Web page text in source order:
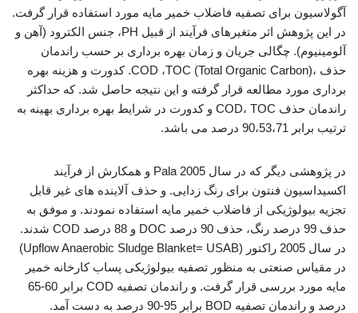
آگولاسیون برای تصفیه فاضلاب خمیر مایه مورد استفاده قرار گرفت.
در این پژوهش اثر متغیرهای فرآیند از قبیل PH، جنس الکترود (آهن و
آلومینیوم). چگالی جریان و زمان بهره برداری بر حسب راندمان
حذف ،(Total Organic Carbon) COD ،TOC. کدورت و هزینه بهره
برداری مورد مطالعه قرار گرفته و این نتیجه حاصل شد. که حداکثر
راندمان حذف COD، TOC و کدورت در شرایط بهره برداری بهینه به
ترتیب برابر 90،53،71 درصد می باشد.
در پژوهشی دیگر که در سال 2005 Pala و همکارش از فرآیند
اکسیداسیون فنتون برای رنگ زدایی. و حذف آلاینده های غیر قابل
تجزیه بیولوژیکی از فاضلاب خمیر مایه استفاده نمودند. و موفق به
حذف 99 درصد رنگ، حذف 90 درصد DOC و 88 درصد COD شدند.
در سال 2005 راکتور (Upflow Anaerobic Sludge Blanket= USAB)
در مقیاس صنعتی به منظور تصفیه بیولوژیکی پساب کارخانه خمیر
مایه مورد بررسی قرار گرفت. و راندمان تصفیه COD برابر 60-65
درصد و راندمان تصفیه BOD برابر 95-90 درصد به دست آمد.